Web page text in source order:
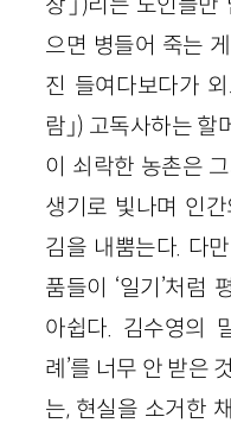
으면 병들어 죽는
진 들여다보다가
람」) 고독사하는
이 쇠락한 농촌은
생기로 빛나며 인
김을 내뿜는다. 다
품들이 ‘일기’처럼
아쉽다. 김수영의
례’를 너무 안 받은
는, 현실을 소거한